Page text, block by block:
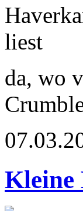
da, wo
Kleine